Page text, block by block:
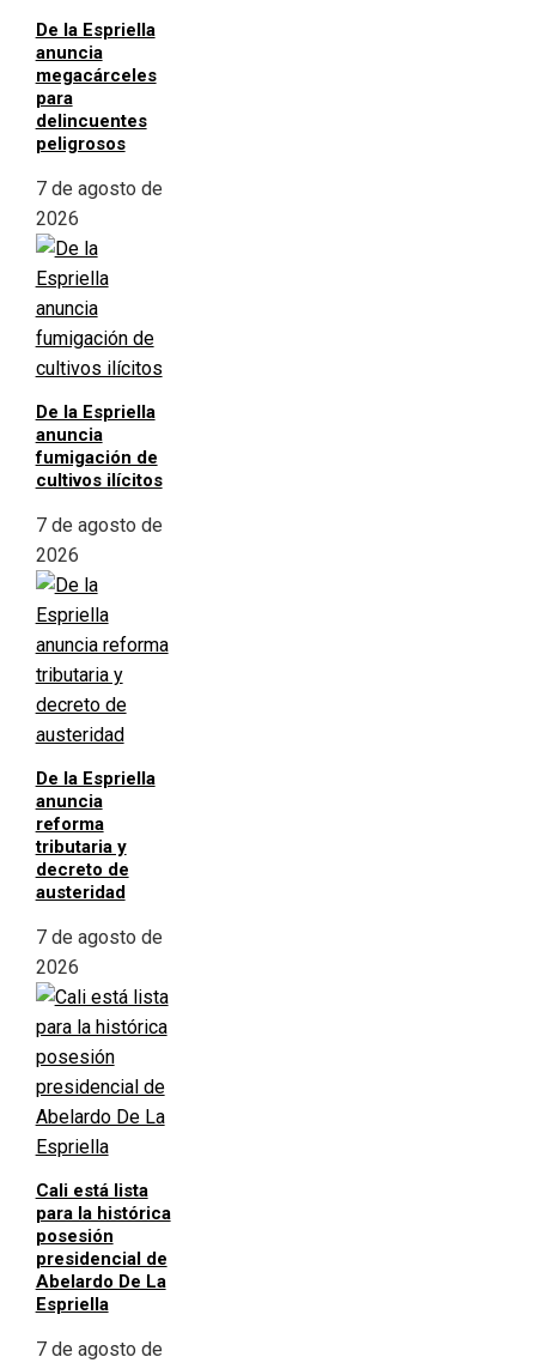
De la Espriella
anuncia
megacárceles
para
delincuentes
peligrosos
7 de agosto de
2026
De la Espriella
anuncia
fumigación de
cultivos ilícitos
7 de agosto de
2026
De la Espriella
anuncia
reforma
tributaria y
decreto de
austeridad
7 de agosto de
2026
Cali está lista
para la histórica
posesión
presidencial de
Abelardo De La
Espriella
7 de agosto de